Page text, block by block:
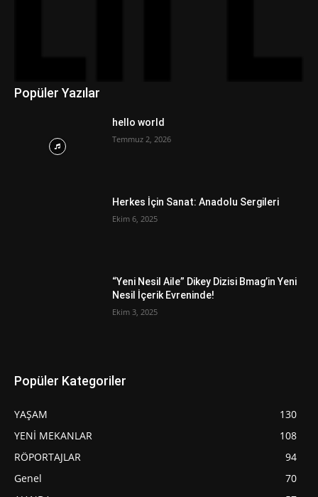
Popüler Yazılar
hello world
Temmuz 2, 2026
Herkes İçin Sanat: Anadolu Sergileri
Ekim 6, 2025
“Yeni Nesil Aile” Dikey Dizisi Bmag’in Yeni
Nesil İçerik Evreninde!
Ekim 3, 2025
Popüler Kategoriler
YAŞAM
130
YENİ MEKANLAR
108
RÖPORTAJLAR
94
Genel
70